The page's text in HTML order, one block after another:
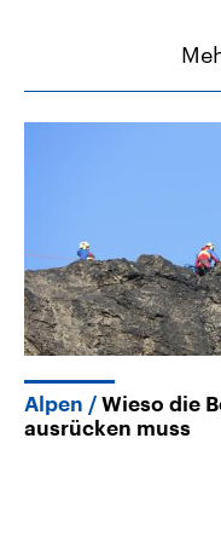
Alpen
Wieso die
ausrücken muss